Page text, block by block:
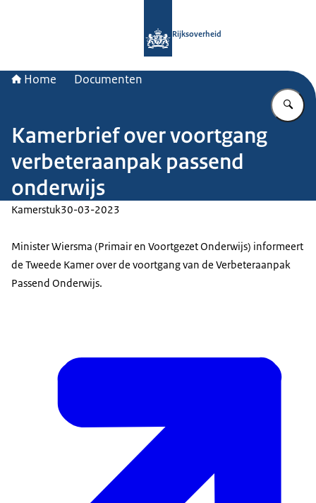
Rijksoverheid
Home Documenten
Kamerbrief over voortgang
verbeteraanpak passend
onderwijs
Kamerstuk30-03-2023
Minister Wiersma (Primair en Voortgezet Onderwijs) informeert
de Tweede Kamer over de voortgang van de Verbeteraanpak
Passend Onderwijs.